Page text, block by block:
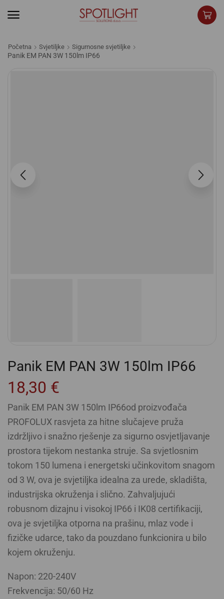
Početna Svjetiljke Sigurnosne svjetiljke
Panik EM PAN 3W 150lm IP66
Panik EM PAN 3W 150lm IP66
18,30 €
Panik EM PAN 3W 150lm IP66od proizvođača
PROFOLUX rasvjeta za hitne slučajeve pruža
izdržljivo i snažno rješenje za sigurno osvjetljavanje
prostora tijekom nestanka struje. Sa svjetlosnim
tokom 150 lumena i energetski učinkovitom snagom
od 3 W, ova je svjetiljka idealna za urede, skladišta,
industrijska okruženja i slično. Zahvaljujući
robusnom dizajnu i visokoj IP66 i IK08 certifikaciji,
ova je svjetiljka otporna na prašinu, mlaz vode i
fizičke udarce, tako da pouzdano funkcionira u bilo
kojem okruženju.
Napon: 220-240V
Frekvencija: 50/60 Hz